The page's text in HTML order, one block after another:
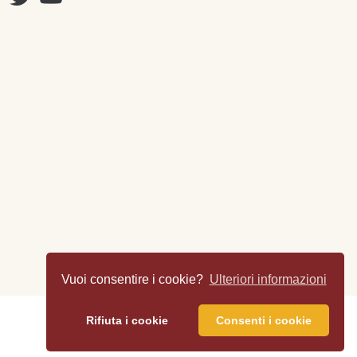
Vuoi consentire i cookie? Ulteriori informazioni
Rifiuta i cookie Consenti i cookie